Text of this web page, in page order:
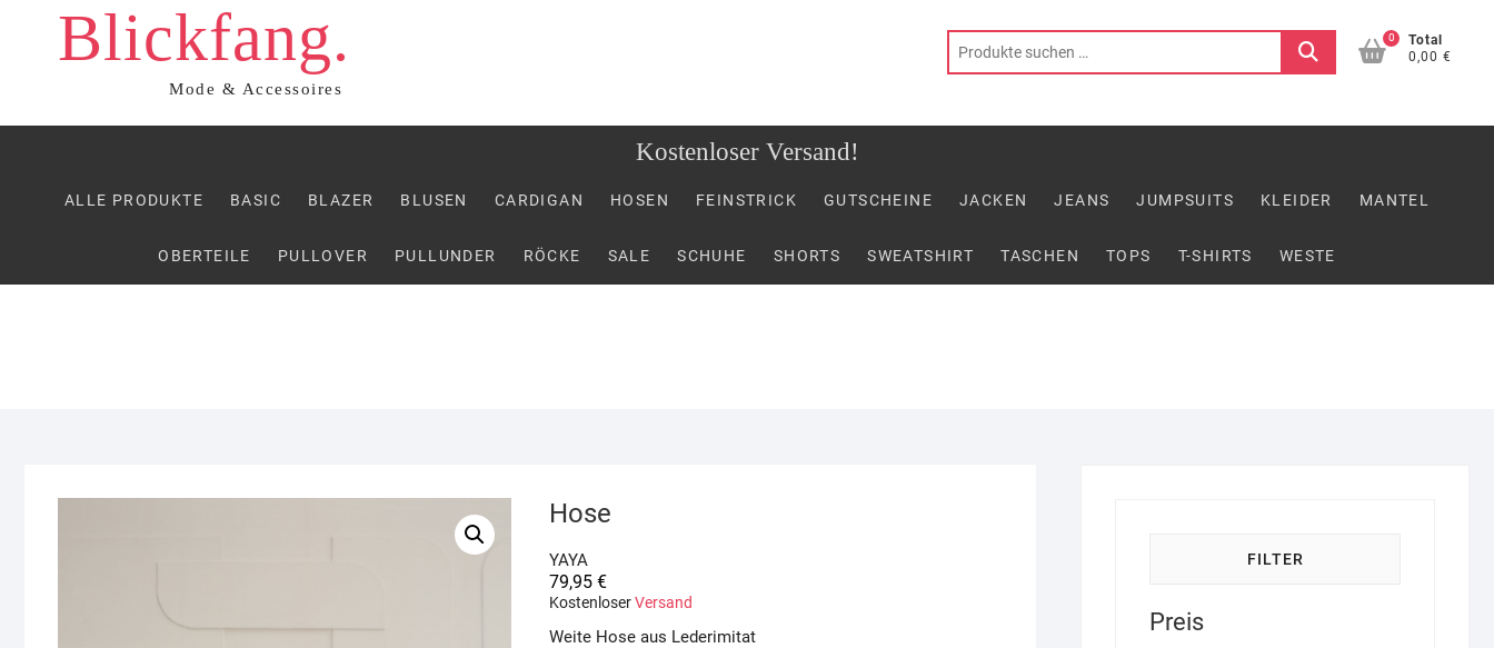
Blickfang.
Mode & Accessoires
Suchen
nach:
0
Total
0,00 €
ALLE PRODUKTE BASIC BLAZER BLUSEN CARDIGAN HOSEN FEINSTRICK GUTSCHEINE JACKEN JEANS JUMPSUITS KLEIDER MANTEL
OBERTEILE PULLOVER PULLUNDER RÖCKE SALE SCHUHE SHORTS SWEATSHIRT TASCHEN TOPS T-SHIRTS WESTE
Hose
YAYA
79,95 €
KostenloserVersand
Weite Hose aus Lederimitat
FILTER
Preis